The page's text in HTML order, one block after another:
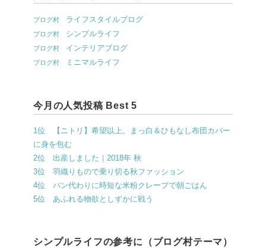
ブログ村 ライフスタイルブログ
ブログ村 シンプルライフ
ブログ村 インテリアブログ
ブログ村 ミニマルライフ
今月の人気投稿 Best 5
1位 【ニトリ】希望以上。まっ白＆ひもなし布団カバー
に身を包む
2位 出産しました｜2018年 秋
3位 羽織りもので乗り切る秋ファッション
4位 パン代わりに時短な米粉クレープで朝ごはん
5位 あふれる物欲としずかに戦う
シンプルライフの参考に（ブログ村テーマ）